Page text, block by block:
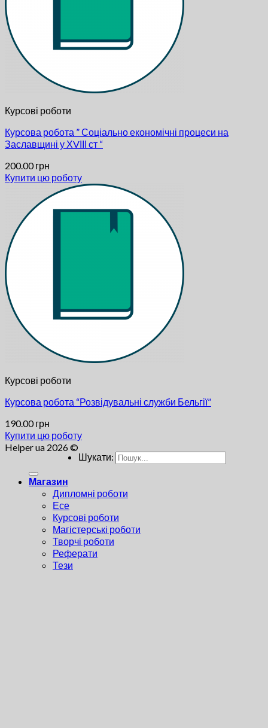
Курсові роботи
Курсова робота ” Соціально економічні процеси на
Заславщині у ХVІІІ ст “
200.00грн
Купити цю роботу
Курсові роботи
Курсова робота “Розвідувальні служби Бельгії”
190.00грн
Купити цю роботу
Helper ua 2026 ©
Шукати:
Магазин
Дипломні роботи
Есе
Курсові роботи
Магістерські роботи
Творчі роботи
Реферати
Тези